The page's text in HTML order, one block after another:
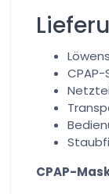
CPAP-